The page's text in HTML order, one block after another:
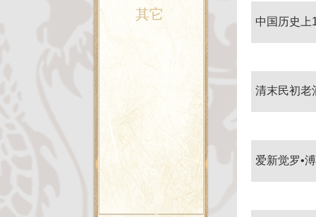
其它 中国历史上
清末民初老
爱新觉罗•